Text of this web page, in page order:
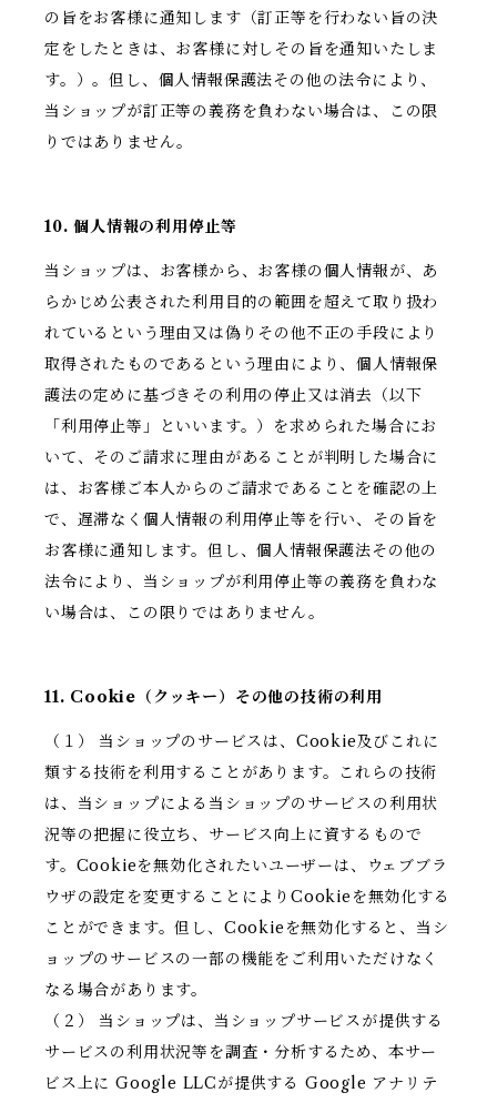
の旨をお客様に通知します（訂正等を行わない旨の決
定をしたときは、お客様に対しその旨を通知いたしま
す。）。但し、個人情報保護法その他の法令により、
当ショップが訂正等の義務を負わない場合は、この限
りではありません。
10. 個人情報の利用停止等
当ショップは、お客様から、お客様の個人情報が、あ
らかじめ公表された利用目的の範囲を超えて取り扱わ
れているという理由又は偽りその他不正の手段により
取得されたものであるという理由により、個人情報保
護法の定めに基づきその利用の停止又は消去（以下
「利用停止等」といいます。）を求められた場合にお
いて、そのご請求に理由があることが判明した場合に
は、お客様ご本人からのご請求であることを確認の上
で、遅滞なく個人情報の利用停止等を行い、その旨を
お客様に通知します。但し、個人情報保護法その他の
法令により、当ショップが利用停止等の義務を負わな
い場合は、この限りではありません。
11. Cookie（クッキー）その他の技術の利用
（１） 当ショップのサービスは、Cookie及びこれに
類する技術を利用することがあります。これらの技術
は、当ショップによる当ショップのサービスの利用状
況等の把握に役立ち、サービス向上に資するもので
す。Cookieを無効化されたいユーザーは、ウェブブラ
ウザの設定を変更することによりCookieを無効化する
ことができます。但し、Cookieを無効化すると、当シ
ョップのサービスの一部の機能をご利用いただけなく
なる場合があります。
（２） 当ショップは、当ショップサービスが提供する
サービスの利用状況等を調査・分析するため、本サー
ビス上に Google LLCが提供する Google アナリテ